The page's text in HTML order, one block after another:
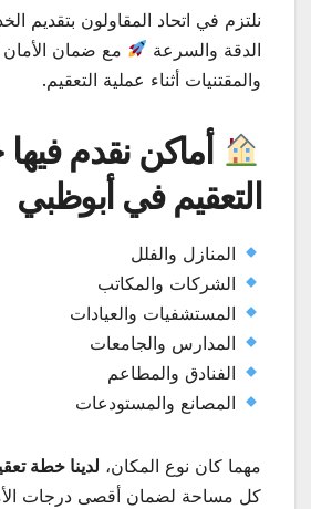
نلتزم في اتحاد المقاولون بتقديم
الدقة والسرعة
مع ضمان الأمان
والمقتنيات أثناء عملية التعقيم.
أماكن نقدم
التعقيم في أبوظبي
المنازل والفلل
الشركات والمكاتب
المستشفيات والعيادات
المدارس والجامعات
الفنادق والمطاعم
المصانع والمستودعات
مهما كان نوع المكان، لدينا خطة
كل مساحة لضمان أقصى درجات